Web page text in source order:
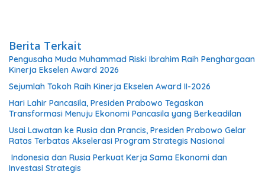
Berita Terkait
Pengusaha Muda Muhammad Riski Ibrahim Raih Penghargaan
Kinerja Ekselen Award 2026
Sejumlah Tokoh Raih Kinerja Ekselen Award II-2026
Hari Lahir Pancasila, Presiden Prabowo Tegaskan
Transformasi Menuju Ekonomi Pancasila yang Berkeadilan
Usai Lawatan ke Rusia dan Prancis, Presiden Prabowo Gelar
Ratas Terbatas Akselerasi Program Strategis Nasional
Indonesia dan Rusia Perkuat Kerja Sama Ekonomi dan
Investasi Strategis